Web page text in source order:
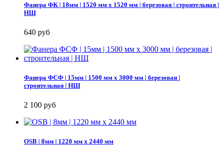
Фанера ФК | 18мм | 1520 мм х 1520 мм | березовая | строительная |
НШ
640 руб
Фанера ФСФ | 15мм | 1500 мм х 3000 мм | березовая |
строительная | НШ
2 100 руб
OSB | 8мм | 1220 мм х 2440 мм